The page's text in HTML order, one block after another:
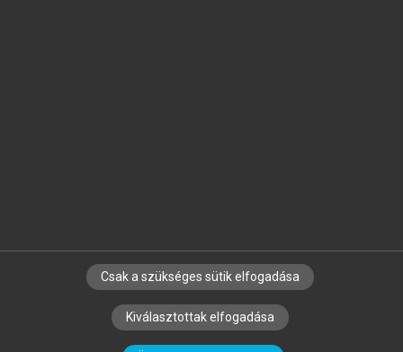
SZERZŐKNEK CÉGEKNEK KÖNYVTÁROSOKNAK
SZERKESZTÉSI ÉS LEKTORÁLÁSI ALAPELVEK
Csak a szükséges sütik elfogadása
Kiválasztottak elfogadása